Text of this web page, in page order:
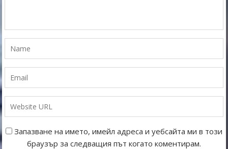
Запазване на името, имейл адреса и уебсайта ми в този
браузър за следващия път когато коментирам.